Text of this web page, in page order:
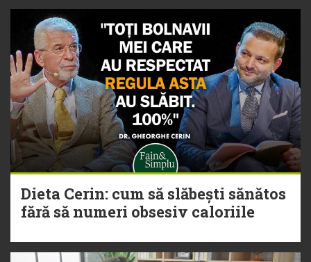
Dieta Cerin: cum să slăbești sănătos
fără să numeri obsesiv caloriile